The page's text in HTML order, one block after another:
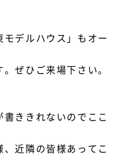
デルハウス」もオー
ぜひご来場下さい。
ききれないのでここ
近隣の皆様あってこ